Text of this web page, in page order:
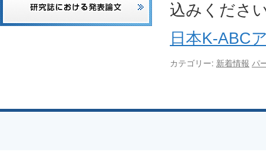
込みくださ
日本K-ABC
カテゴリー: 新着情報 パ